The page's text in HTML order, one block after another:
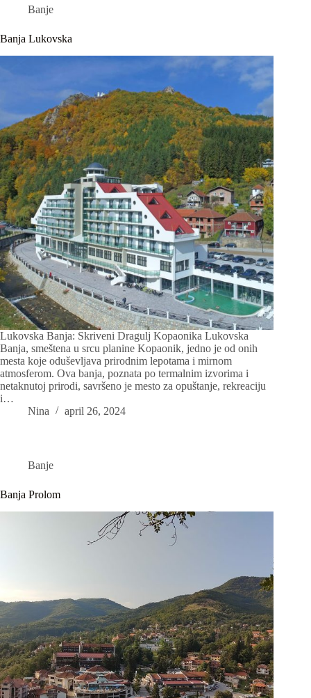
Banje
Banja Lukovska
Lukovska Banja: Skriveni Dragulj Kopaonika Lukovska
Banja, smeštena u srcu planine Kopaonik, jedno je od onih
mesta koje oduševljava prirodnim lepotama i mirnom
atmosferom. Ova banja, poznata po termalnim izvorima i
netaknutoj prirodi, savršeno je mesto za opuštanje, rekreaciju
i…
Nina
april 26, 2024
Banje
Banja Prolom